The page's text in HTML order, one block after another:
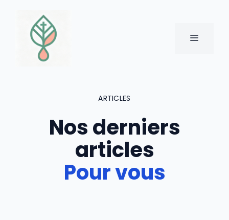
contenu
MENU
ARTICLES
Nos derniers
articles
Pour vous